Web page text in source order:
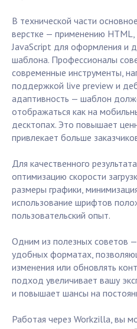
В технической части
верстке — применению
JavaScript для оформления и
шаблона. Профессионалы
современные инструменты,
поддержкой live preview и
адаптивность — шаблон
отображаться как на
десктопах. Это повышает
привлекает больше
Для качественного
оптимизацию скорости
размеры графики,
использование шрифтов
пользовательский опыт.
Одним из полезных советов
удобных форматах,
изменения или обновлять
подход увеличивает вашу
и повышает шансы на
Работая через Workzilla, вы